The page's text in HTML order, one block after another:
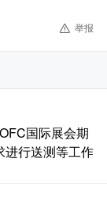
举报
国际展会期
进行送测等工作